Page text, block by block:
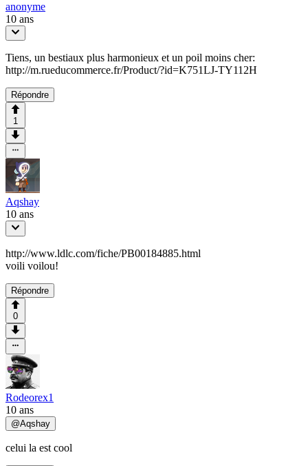
anonyme
10 ans
Tiens, un bestiaux plus harmonieux et un poil moins cher:
http://m.rueducommerce.fr/Product/?id=K751LJ-TY112H
Répondre
1
Aqshay
10 ans
http://www.ldlc.com/fiche/PB00184885.html
voili voilou!
Répondre
0
Rodeorex1
10 ans
@Aqshay
celui la est cool